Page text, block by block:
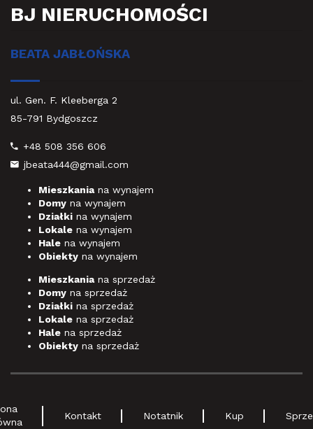
BJ NIERUCHOMOŚCI
BEATA JABŁOŃSKA
ul. Gen. F. Kleeberga 2
85-791 Bydgoszcz
+48 508 356 606
jbeata444@gmail.com
Mieszkaniana wynajem
Domy na wynajem
Działki na wynajem
Lokale na wynajem
Hale na wynajem
Obiekty na wynajem
Mieszkaniana sprzedaż
Domy na sprzedaż
Działki na sprzedaż
Lokale na sprzedaż
Hale na sprzedaż
Obiekty na sprzedaż
Kontakt Notatnik Kup